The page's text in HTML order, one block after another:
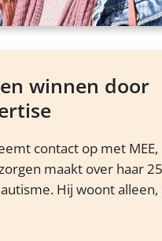
winnen door
contact op met MEE,
maakt over haar
Hij woont alleen,